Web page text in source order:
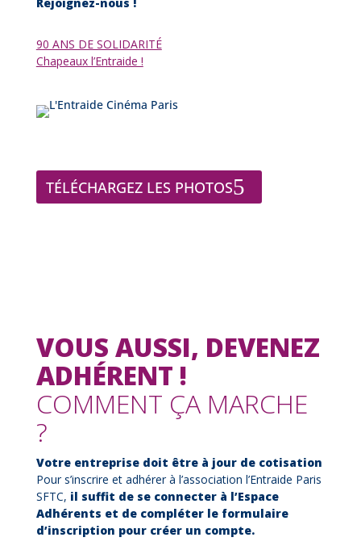
Rejoignez-nous !
90 ANS DE SOLIDARITÉ
Chapeaux l’Entraide !
TÉLÉCHARGEZ LES PHOTOS
VOUS AUSSI, DEVENEZ
ADHÉRENT !
COMMENT ÇA MARCHE
?
Votre entreprise doit être à jour de cotisation
Pour s’inscrire et adhérer à l’association l’Entraide Paris
SFTC, il suffit de se connecter à l’Espace
Adhérents et de compléter le formulaire
d’inscription pour créer un compte.